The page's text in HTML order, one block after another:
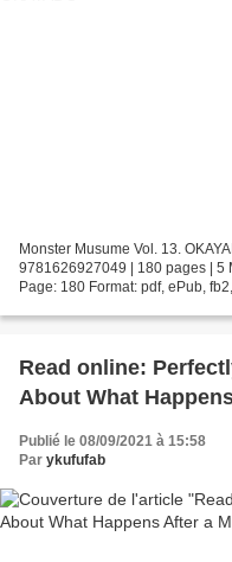
Monster Musume Vol. 13.
9781626927049 | 180 pages | 5
Page: 180 Format: pdf, ePub,
Read online:
About What
Publié le 08/09/2021 à 15:58
Par ykufufab